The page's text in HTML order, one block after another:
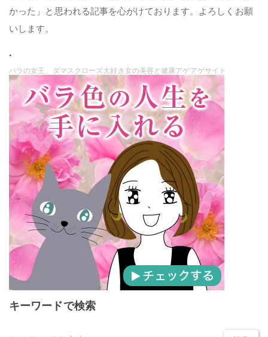
かった」と思われる記事を心がけております。よろしくお願
いします。
.
バラの女王、ダマスクローズ大好き女の美容と健康アゲアゲサイト
キーワードで検索